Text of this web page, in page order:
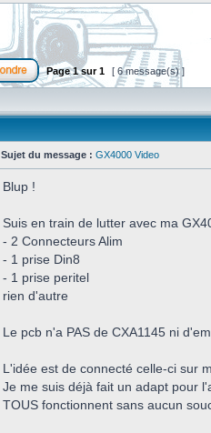
Page1sur1 [ 6 message(s) ]
Sujet du message : GX4000 Video
Blup !
Suis en train de lutter avec ma
- 2 Connecteurs Alim
- 1 prise Din8
- 1 prise peritel
rien d'autre
Le pcb n'a PAS de CXA1145 ni
L'idée est de connecté celle-ci sur
Je me suis déjà fait un adapt pour
TOUS fonctionnent sans aucun